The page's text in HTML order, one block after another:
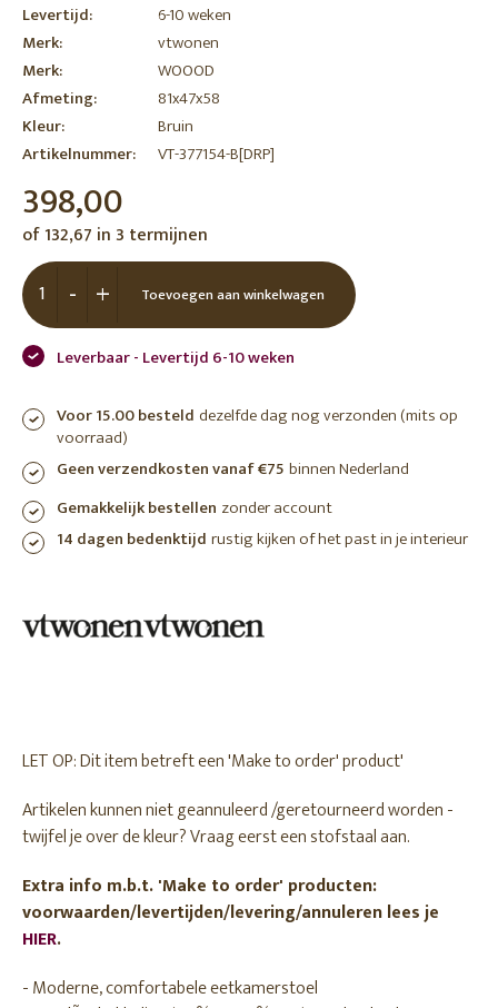
Levertijd:
6-10 weken
Merk:
vtwonen
Merk:
WOOOD
Afmeting:
81x47x58
Kleur:
Bruin
Artikelnummer:
VT-377154-B[DRP]
398,00
of 132,67 in 3 termijnen
+
- Toevoegen aan winkelwagen
Leverbaar - Levertijd 6-10 weken
Voor 15.00 besteld dezelfde dag nog verzonden (mits op
voorraad)
Geen verzendkosten vanaf €75 binnen Nederland
Gemakkelijk bestellen zonder account
14 dagen bedenktijd rustig kijken of het past in je interieur
LET OP: Dit item betreft een 'Make to order' product'
Artikelen kunnen niet geannuleerd /geretourneerd worden -
twijfel je over de kleur? Vraag eerst een stofstaal aan.
Extra info m.b.t. 'Make to order' producten:
voorwaarden/levertijden/levering/annuleren lees je
HIER.
- Moderne, comfortabele eetkamerstoel